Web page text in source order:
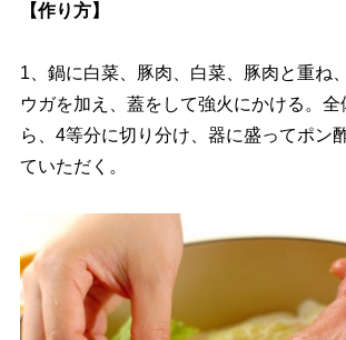
【作り方】
1、鍋に白菜、豚肉、白菜、豚肉と重ね
ウガを加え、蓋をして強火にかける。全
ら、4等分に切り分け、器に盛ってポン
ていただく。